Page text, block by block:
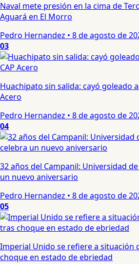
Naval mete presión en la cima de
Aguará en El Morro
Pedro Hernandez • 8 de agosto de
03
Huachipato sin salida: cayó goleado
Acero
Pedro Hernandez • 8 de agosto de
04
32 años del Campanil: Universidad
un nuevo aniversario
Pedro Hernandez • 8 de agosto de
05
Imperial Unido se refiere a situación
choque en estado de ebriedad